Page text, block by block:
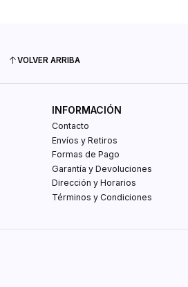
VOLVER ARRIBA
INFORMACIÓN
Contacto
Envíos y Retiros
Formas de Pago
Garantía y Devoluciones
Dirección y Horarios
Términos y Condiciones